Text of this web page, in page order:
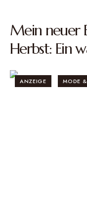
Mein neuer
Herbst: Ein
ANZEIGE MODE